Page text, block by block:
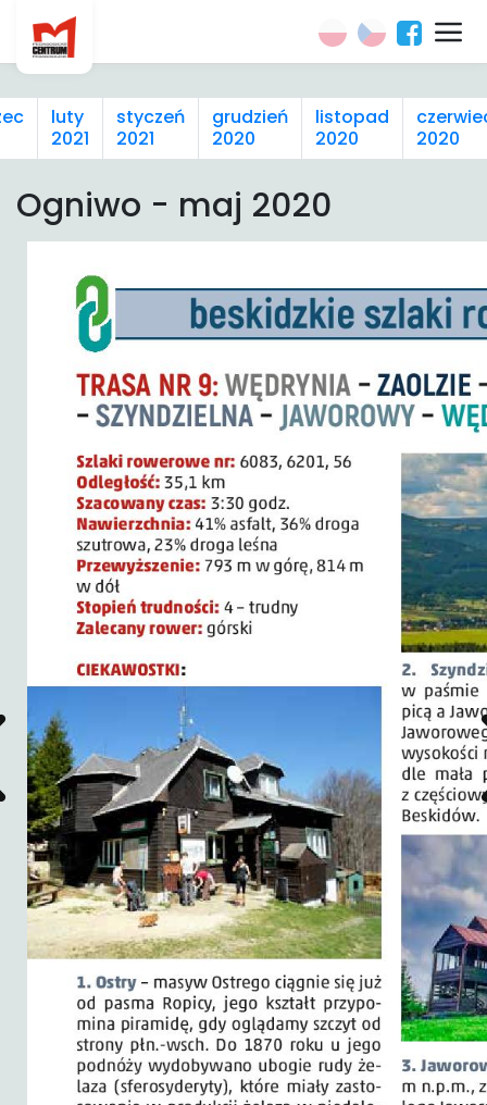
luty
2021
styczeń
2021
grudzień
2020
listopad
2020
2020
Ogniwo - maj 2020